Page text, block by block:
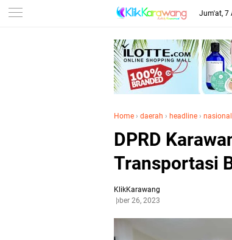
Jum'at, 7
Home › daerah › headline › nasional
DPRD
Transportasi
KlikKarawang
Oktober 26, 2023